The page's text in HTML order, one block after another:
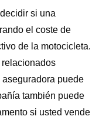
si una
el coste de
de la motocicleta.
puede
también puede
si usted vende